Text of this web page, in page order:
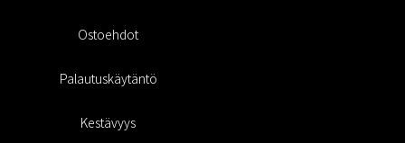
Ostoehdot
Palautuskäytäntö
Kestävyys